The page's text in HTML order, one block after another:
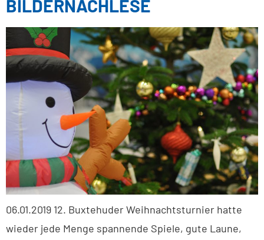
BILDERNACHLESE
06.01.2019 12. Buxtehuder Weihnachtsturnier hatte
wieder jede Menge spannende Spiele, gute Laune,